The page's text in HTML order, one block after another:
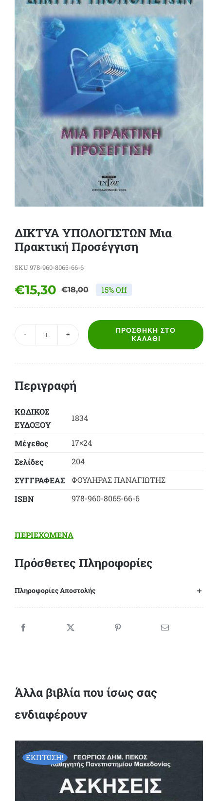
ΔΙΚΤΥΑ ΥΠΟΛΟΓΙΣΤΩΝ Μια
Πρακτική Προσέγγιση
SKU 978-960-8065-66-6
€18,00Original
was:
€18,00.
€15,30
Η
τιμή
είναι:
15% Off
ΔΙΚΤΥΑ
ΥΠΟΛΟΓΙΣΤΩΝ
Προσέγγιση
ΠΡΟΣΘΉΚΗ ΣΤΟ
ΚΑΛΆΘΙ
Περιγραφή
ΚΩΔΙΚΟΣ
ΕΥΔΟΞΟY
1834
Μέγεθος
17×24
Σελίδες
204
ΣΥΓΓΡΑΦΕΑΣ
ΦΟΥΛΗΡΑΣ ΠΑΝΑΓΙΩΤΗΣ
ΙSBN
978-960-8065-66-6
ΠΕΡΙΕΧΟΜΕΝΑ
Πρόσθετες Πληροφορίες
Πληροφορίες Αποστολής
Άλλα βιβλία που ίσως σας
ενδιαφέρουν
ΕΚΠΤΩΣΗ!